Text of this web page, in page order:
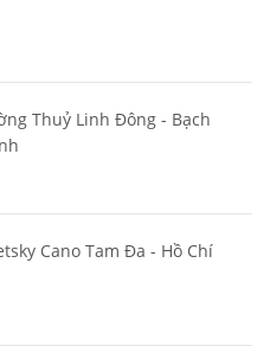
Thuỷ Linh Đông - Bạch
Cano Tam Đa - Hồ Chí